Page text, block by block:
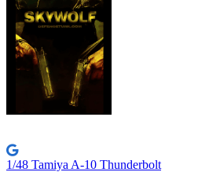
1/48 Tamiya A-10 Thunderbolt